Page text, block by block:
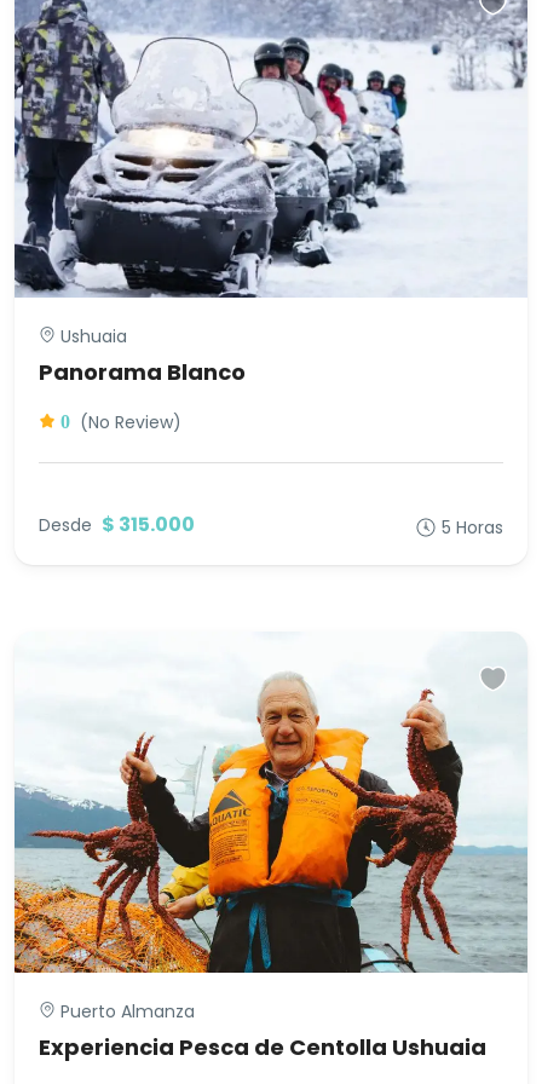
Ushuaia
Panorama Blanco
0 (No Review)
Desde $ 315.000 5 Horas
Puerto Almanza
Experiencia Pesca de Centolla Ushuaia